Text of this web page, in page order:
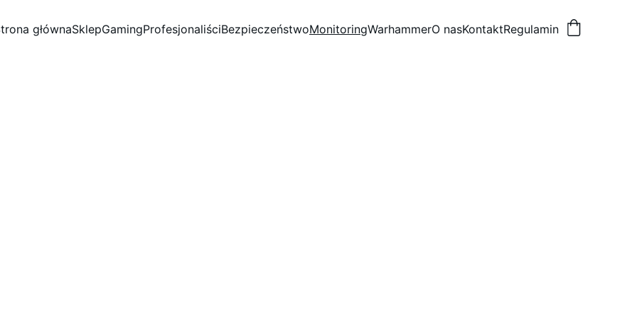
głównaSklepGamingProfesjonaliściBezpieczeństwoMonitoringWarhammerO nasKontaktRegulamin